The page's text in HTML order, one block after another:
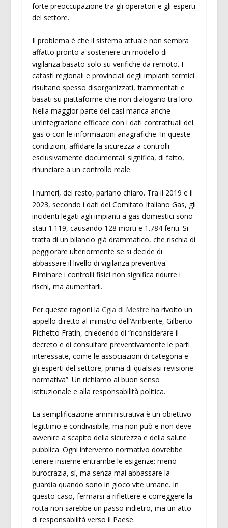
forte preoccupazione tra gli operatori e gli esperti
del settore.
Il problema è che il sistema attuale non sembra
affatto pronto a sostenere un modello di
vigilanza basato solo su verifiche da remoto. I
catasti regionali e provinciali degli impianti termici
risultano spesso disorganizzati, frammentati e
basati su piattaforme che non dialogano tra loro.
Nella maggior parte dei casi manca anche
un’integrazione efficace con i dati contrattuali del
gas o con le informazioni anagrafiche. In queste
condizioni, affidare la sicurezza a controlli
esclusivamente documentali significa, di fatto,
rinunciare a un controllo reale.
I numeri, del resto, parlano chiaro. Tra il 2019 e il
2023, secondo i dati del Comitato Italiano Gas, gli
incidenti legati agli impianti a gas domestici sono
stati 1.119, causando 128 morti e 1.784 feriti. Si
tratta di un bilancio già drammatico, che rischia di
peggiorare ulteriormente se si decide di
abbassare il livello di vigilanza preventiva.
Eliminare i controlli fisici non significa ridurre i
rischi, ma aumentarli.
Per queste ragioni la Cgia di Mestre ha rivolto un
appello diretto al ministro dell’Ambiente, Gilberto
Pichetto Fratin, chiedendo di “riconsiderare il
decreto e di consultare preventivamente le parti
interessate, come le associazioni di categoria e
gli esperti del settore, prima di qualsiasi revisione
normativa”. Un richiamo al buon senso
istituzionale e alla responsabilità politica.
La semplificazione amministrativa è un obiettivo
legittimo e condivisibile, ma non può e non deve
avvenire a scapito della sicurezza e della salute
pubblica. Ogni intervento normativo dovrebbe
tenere insieme entrambe le esigenze: meno
burocrazia, sì, ma senza mai abbassare la
guardia quando sono in gioco vite umane. In
questo caso, fermarsi a riflettere e correggere la
rotta non sarebbe un passo indietro, ma un atto
di responsabilità verso il Paese.